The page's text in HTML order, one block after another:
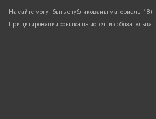
На сайте могут быть опубликованы материалы 18+!
При цитировании ссылка на источник обязательна.